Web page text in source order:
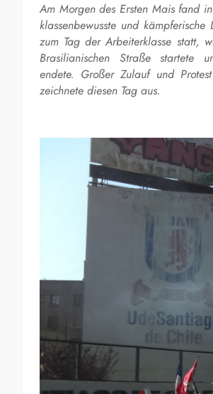
Am Morgen des Ersten Mais fand
klassenbewusste und kämpferische
zum Tag der Arbeiterklasse statt,
Brasilianischen Straße startete
endete. Großer Zulauf und
zeichnete diesen Tag aus.